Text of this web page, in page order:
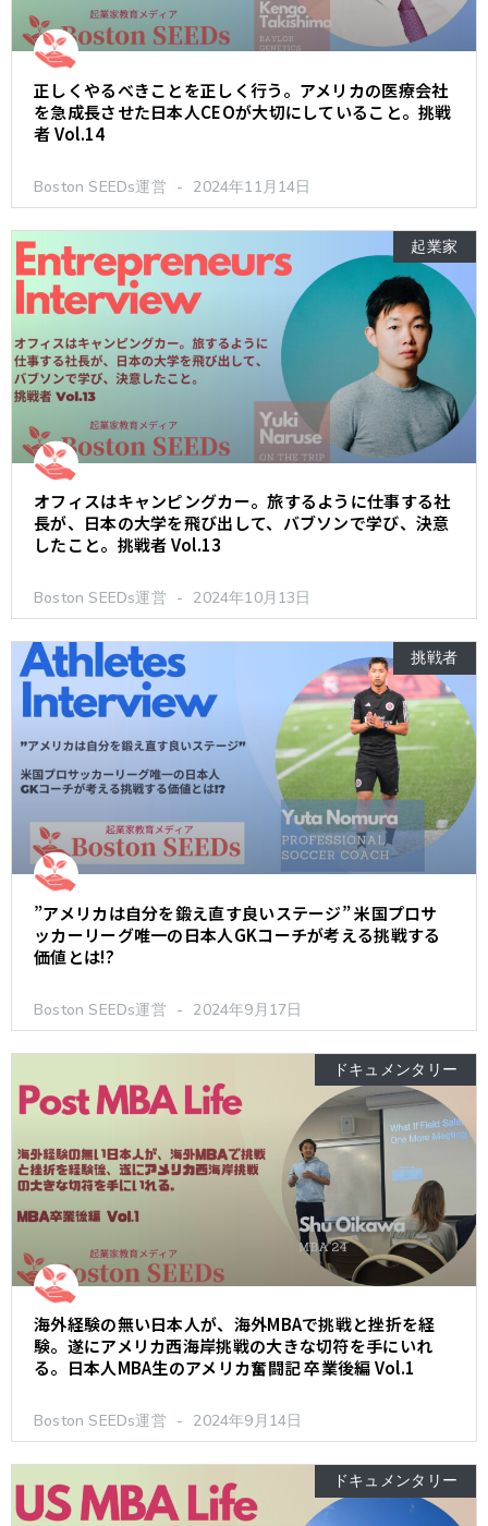
正しくやるべきことを正しく行う。アメリカの医療会社
を急成長させた日本人CEOが大切にしていること。挑戦
者 Vol.14
Boston SEEDs運営 2024年11月14日
起業家
オフィスはキャンピングカー。旅するように仕事する社
長が、日本の大学を飛び出して、バブソンで学び、決意
したこと。挑戦者 Vol.13
Boston SEEDs運営 2024年10月13日
挑戦者
”アメリカは自分を鍛え直す良いステージ” 米国プロサ
ッカーリーグ唯一の日本人GKコーチが考える挑戦する
価値とは!?
Boston SEEDs運営 2024年9月17日
ドキュメンタリー
海外経験の無い日本人が、海外MBAで挑戦と挫折を経
験。遂にアメリカ西海岸挑戦の大きな切符を手にいれ
る。日本人MBA生のアメリカ奮闘記 卒業後編 Vol.1
Boston SEEDs運営 2024年9月14日
ドキュメンタリー